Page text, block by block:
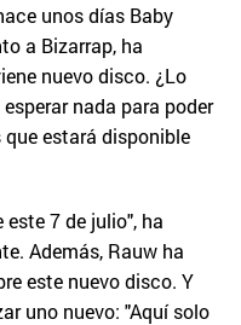
unos días Baby
a Bizarrap, ha
nuevo disco. ¿Lo
nada para poder
estará disponible
7 de julio", ha
Además, Rauw ha
este nuevo disco. Y
uno nuevo: "Aquí solo